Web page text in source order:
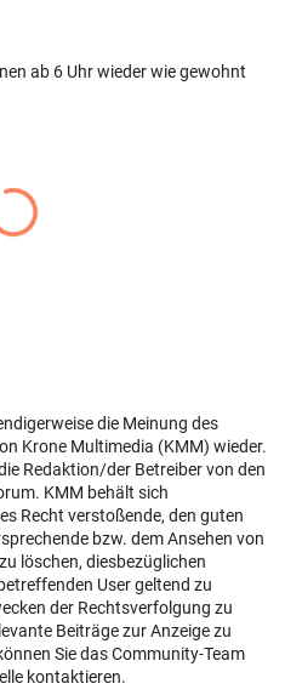
ab 6 Uhr wieder wie gewohnt
die Meinung des
Krone Multimedia (KMM) wieder.
Redaktion/der Betreiber von den
KMM behält sich
Recht verstoßende, den guten
bzw. dem Ansehen von
löschen, diesbezüglichen
User geltend zu
der Rechtsverfolgung zu
Beiträge zur Anzeige zu
Sie das Community-Team
kontaktieren.